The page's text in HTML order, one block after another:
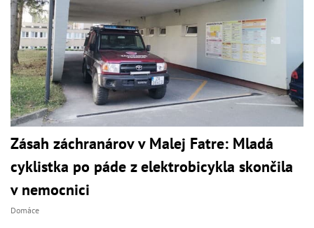
Zásah záchranárov v Malej Fatre: Mladá
cyklistka po páde z elektrobicykla skončila
v nemocnici
Domáce